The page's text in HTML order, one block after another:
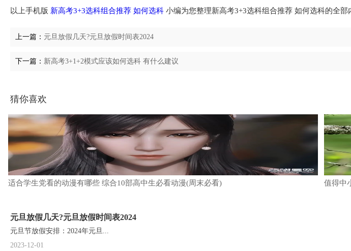
以上手机版 新高考3+3选科组合推荐 如何选科 小编为您整理新高考3+3选科组合推荐 如何选科的全部
上一篇： 元旦放假几天?元旦放假时间表2024
下一篇： 新高考3+1+2模式应该如何选科 有什么建议
猜你喜欢
适合学生党看的动漫有哪些 综合10部高中生必看动漫(周末必看) 值得中
元旦放假几天?元旦放假时间表2024
元旦节放假安排：2024年元旦...
2023-12-01